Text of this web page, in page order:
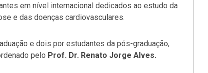
em nível internacional dedicados ao estudo da
e das doenças cardiovasculares.
e dois por estudantes da pós-graduação,
pelo Prof. Dr. Renato Jorge Alves.